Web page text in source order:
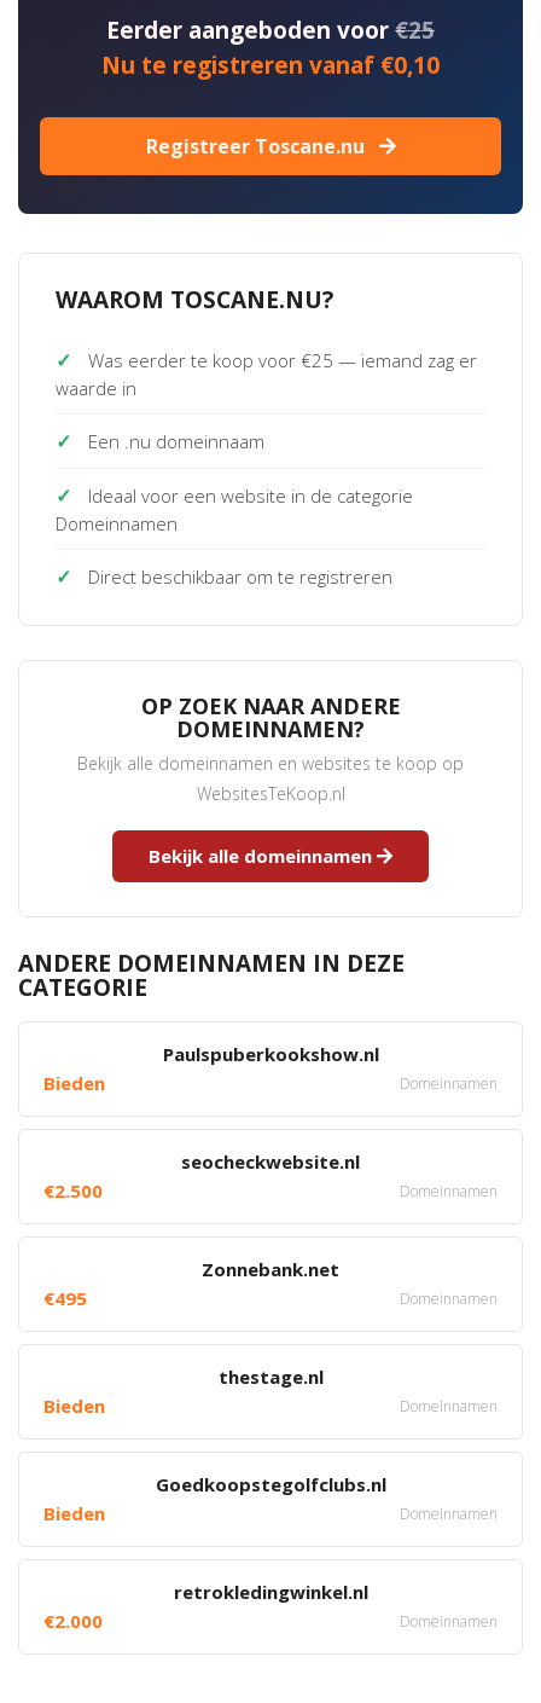
Eerder aangeboden voor€25
Nu te registreren vanaf €0,10
Registreer Toscane.nu
WAAROM TOSCANE.NU?
✓
Was eerder te koop voor €25 — iemand zag er
waarde in
✓ Een .nu domeinnaam
✓
Ideaal voor een website in de categorie
Domeinnamen
✓ Direct beschikbaar om te registreren
OP ZOEK NAAR ANDERE
DOMEINNAMEN?
Bekijk alle domeinnamen en websites te koop op
WebsitesTeKoop.nl
Bekijk alle domeinnamen
ANDERE DOMEINNAMEN IN DEZE
CATEGORIE
Paulspuberkookshow.nl
Bieden
Domeinnamen
seocheckwebsite.nl
€2.500
Domeinnamen
Zonnebank.net
€495
Domeinnamen
thestage.nl
Bieden
Domeinnamen
Goedkoopstegolfclubs.nl
Bieden
Domeinnamen
retrokledingwinkel.nl
€2.000
Domeinnamen